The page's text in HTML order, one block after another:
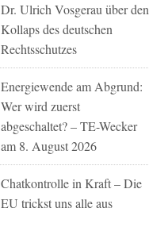
Dr. Ulrich Vosgerau über den
Kollaps des deutschen
Rechtsschutzes
Energiewende am Abgrund:
Wer wird zuerst
abgeschaltet? – TE-Wecker
am 8. August 2026
Chatkontrolle in Kraft – Die
EU trickst uns alle aus